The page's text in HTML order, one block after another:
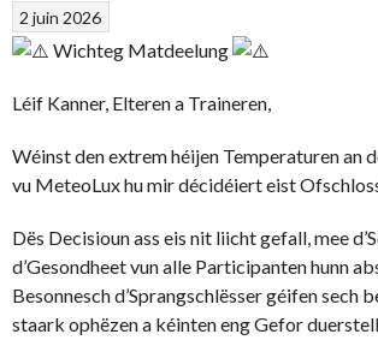
2 juin 2026
Wichteg Matdeelung
Léif Kanner, Elteren a Traineren,
Wéinst den extrem héijen Temperaturen an
vu MeteoLux hu mir décidéiert eist
Dës Decisioun ass eis nit liicht gefall, mee
d’Gesondheet vun alle Participanten hunn
Besonnesch d’Sprangschlësser géifen sech
staark ophëzen a kéinten eng Gefor